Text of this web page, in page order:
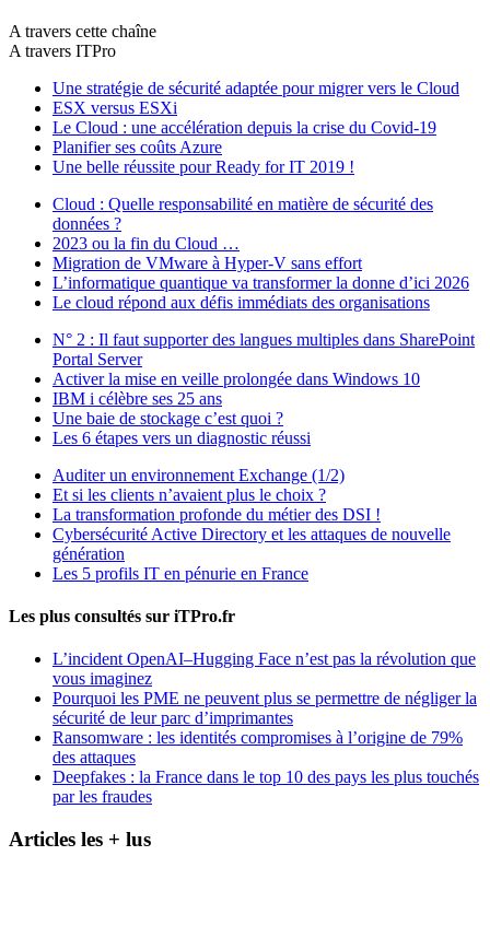
A travers cette chaîne
A travers ITPro
Une stratégie de sécurité adaptée pour migrer vers le Cloud
ESX versus ESXi
Le Cloud : une accélération depuis la crise du Covid-19
Planifier ses coûts Azure
Une belle réussite pour Ready for IT 2019 !
Cloud : Quelle responsabilité en matière de sécurité des
données ?
2023 ou la fin du Cloud …
Migration de VMware à Hyper-V sans effort
L’informatique quantique va transformer la donne d’ici 2026
Le cloud répond aux défis immédiats des organisations
N° 2 : Il faut supporter des langues multiples dans SharePoint
Portal Server
Activer la mise en veille prolongée dans Windows 10
IBM i célèbre ses 25 ans
Une baie de stockage c’est quoi ?
Les 6 étapes vers un diagnostic réussi
Auditer un environnement Exchange (1/2)
Et si les clients n’avaient plus le choix ?
La transformation profonde du métier des DSI !
Cybersécurité Active Directory et les attaques de nouvelle
génération
Les 5 profils IT en pénurie en France
Les plus consultés sur iTPro.fr
L’incident OpenAI–Hugging Face n’est pas la révolution que
vous imaginez
Pourquoi les PME ne peuvent plus se permettre de négliger la
sécurité de leur parc d’imprimantes
Ransomware : les identités compromises à l’origine de 79%
des attaques
Deepfakes : la France dans le top 10 des pays les plus touchés
par les fraudes
Articles les + lus